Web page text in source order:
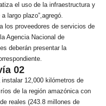
el uso de la infraestructura y
largo plazo”,agregó.
los proveedores de servicios de
Agencia Nacional de
deberán presentar la
02
instalar 12,000 kilómetros de
de la región amazónica con
reales (243.8 millones de